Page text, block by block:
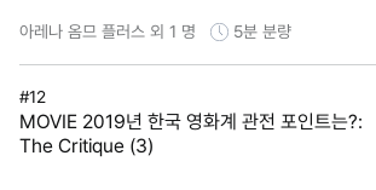
아레나 옴므 플러스 외 1 명 5분 분량
#12
MOVIE 2019년 한국 영화계 관전 포인트는?:
The Critique (3)